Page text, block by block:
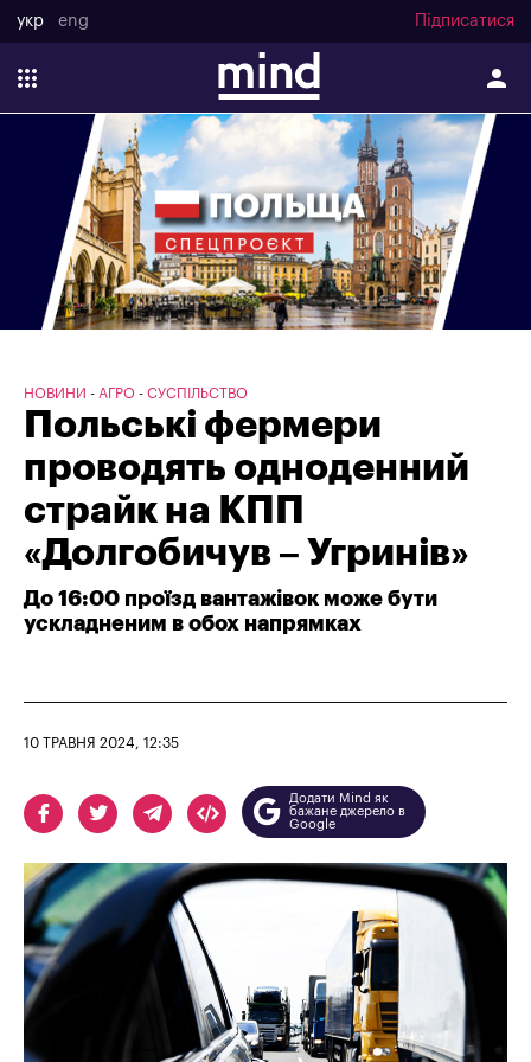
укр eng Підписатися
НОВИНИ АГРО СУСПІЛЬСТВО
Польські фермери
проводять одноденний
страйк на КПП
«Долгобичув – Угринів»
До 16:00 проїзд вантажівок може бути
ускладненим в обох напрямках
10 ТРАВНЯ 2024, 12:35
Додати Mind як
бажане джерело в
Google